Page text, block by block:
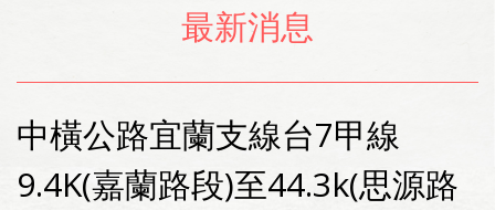
最新消息
中橫公路宜蘭支線台7甲線
9.4K(嘉蘭路段)至44.3k(思源路